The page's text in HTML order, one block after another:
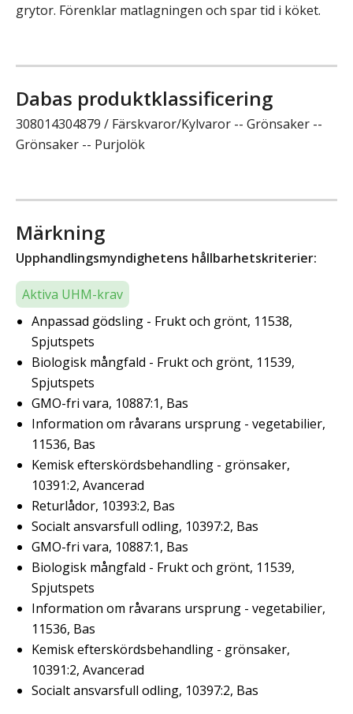
grytor. Förenklar matlagningen och spar tid i köket.
Dabas produktklassificering
308014304879 / Färskvaror/Kylvaror -- Grönsaker --
Grönsaker -- Purjolök
Märkning
Upphandlingsmyndighetens hållbarhetskriterier:
Aktiva UHM-krav
Anpassad gödsling - Frukt och grönt, 11538,
Spjutspets
Biologisk mångfald - Frukt och grönt, 11539,
Spjutspets
GMO-fri vara, 10887:1, Bas
Information om råvarans ursprung - vegetabilier,
11536, Bas
Kemisk efterskördsbehandling - grönsaker,
10391:2, Avancerad
Returlådor, 10393:2, Bas
Socialt ansvarsfull odling, 10397:2, Bas
GMO-fri vara, 10887:1, Bas
Biologisk mångfald - Frukt och grönt, 11539,
Spjutspets
Information om råvarans ursprung - vegetabilier,
11536, Bas
Kemisk efterskördsbehandling - grönsaker,
10391:2, Avancerad
Socialt ansvarsfull odling, 10397:2, Bas